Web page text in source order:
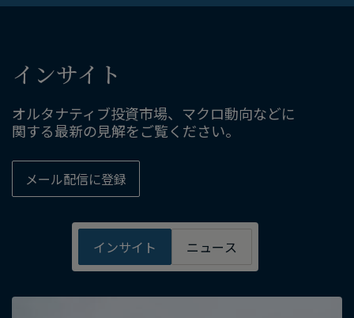
インサイト
オルタナティブ投資市場、​マクロ動向などに​
関する​最新の​見解を​ご覧ください。
メール配信に​登録
インサイト ニュース